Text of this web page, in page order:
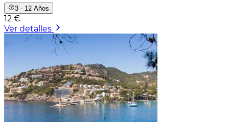
3 - 12 Años
12 €
Ver detalles